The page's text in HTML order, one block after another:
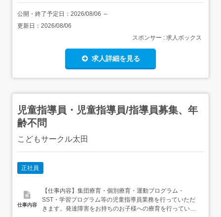
公開・終了予定日： 2026/08/06 ～
更新日： 2026/08/06
スポンサー : 求人ボックス
求人詳細を見る
児童指導員・児童指導員/指導員募集、年
齢不問
こどもサークル太田
正社員
仕事内容
【仕事内容】集団療育・個別療育・運動プログラム・
SST・学習プログラム等の児童指導員業務を行っていただ
きます。発達障害をお持ちのお子様への療育を行っていた